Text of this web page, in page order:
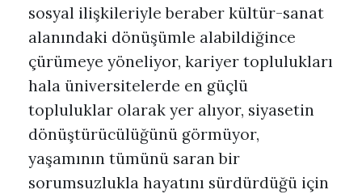
sosyal ilişkileriyle beraber kültür-sanat
alanındaki dönüşümle alabildiğince
çürümeye yöneliyor, kariyer toplulukları
hala üniversitelerde en güçlü
topluluklar olarak yer alıyor, siyasetin
dönüştürücülüğünü görmüyor,
yaşamının tümünü saran bir
sorumsuzlukla hayatını sürdürdüğü için